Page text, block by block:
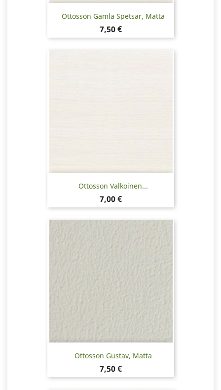
Ottosson Gamla Spetsar, Matta
Hinta
7,50 €
Ottosson Valkoinen...
Hinta
7,00 €
Ottosson Gustav, Matta
Hinta
7,50 €